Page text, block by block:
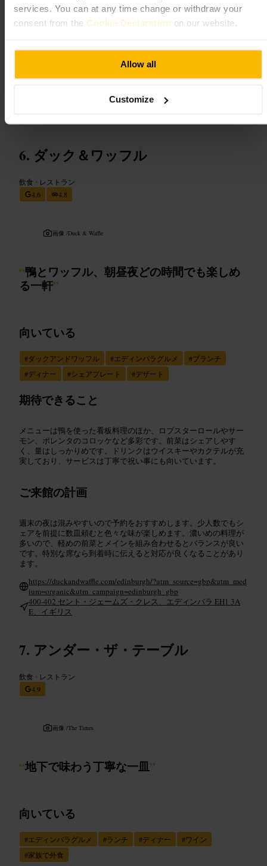
services. You can at any time change or withdraw your
consent from the Cookie Declaration on our website.
Allow all
Customize
ご来館の計画
予約が入ることが多いため、席を確保したい場合は事前連絡をお
すすめします。調理を見るならカウンター席、静かな打ち合わせ
には上階の席をリクエストすると落ち着いて過ごせます。シェア
しやすい料理が多いので、複数人でいくつか頼んで分けるのが便
ダック＆ワッフル
飲食 • レストラン
4.6
4.8
画像 /Duck & Waffle
“鴨とワッフル、朝昼夜どの時間でも楽しめ
る一軒”
向いている
#ダックアンドワッフル #エディンバラグルメ #ブランチ
#ディナー #シェアプレート #デザート
期待できること
メニューは鴨を使った看板料理のほか、ロブスターロールやサー
モン、ポレンタのコロッケなど多彩です。前菜はシェアしやす
く、量はしっかりめです。ドリンクはウイスキーやカクテルが充
実しており、サービスは丁寧で祝い事にも向いています。
ご来館の計画
週末の夜は混みやすいので予約をおすすめします。少人数でもシ
ェアを前提に数皿頼むと色々な味が楽しめます。濃いめの料理が
多いので、軽めの前菜とメインを組み合わせるとバランスが良い
です。特別な席なら到着時に伝えると対応が良くなることがあり
ます。
https://duckandwaffle.com/edinburgh/?utm_source=gbp&utm_med
ium=organic&utm_campaign=edinburgh_gbp
400-402 セント・ジェームズ・クレス、エディンバラ EH1 3A
E、イギリス
アンダー・ザ・テーブル
飲食 • レストラン
4.9
画像 /The Times
“地下で味わう丁寧な一皿”
向いている
#エディンバラグルメ #ランチ #ディナー #ワイン
#家族で外食